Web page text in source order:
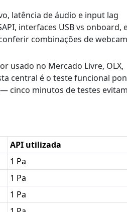
latência de áudio e input lag
interfaces USB vs onboard,
combinações de
usado no Mercado Livre, OLX,
central é o teste funcional
cinco minutos de testes evitam
API utilizada
1 Pa
1 Pa
1 Pa